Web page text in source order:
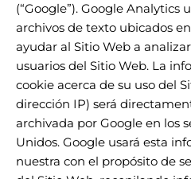
(“Google”). Google Analytics
archivos de texto ubicados
ayudar al Sitio Web a
usuarios del Sitio Web. La
cookie acerca de su uso del
dirección IP) será
archivada por Google en los
Unidos. Google usará esta
nuestra con el propósito de